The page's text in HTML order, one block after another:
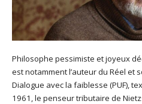
Philosophe pessimiste et joyeux
est notamment l’auteur du Réel et
Dialogue avec la faiblesse (PUF),
1961, le penseur tributaire de